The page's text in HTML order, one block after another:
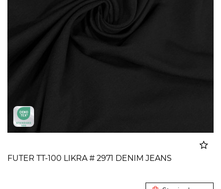
FUTER TT-100 LIKRA # 2971 DENIM JEANS